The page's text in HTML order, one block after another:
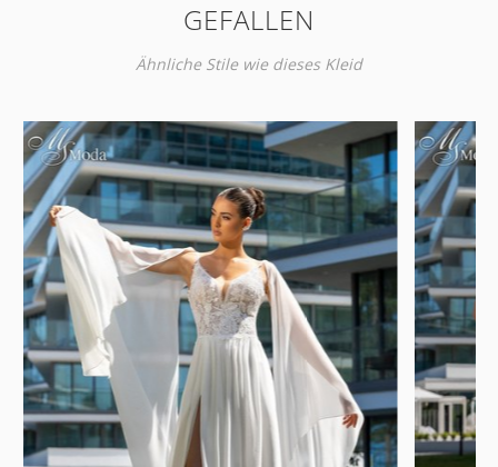
GEFALLEN
Ähnliche Stile wie dieses Kleid